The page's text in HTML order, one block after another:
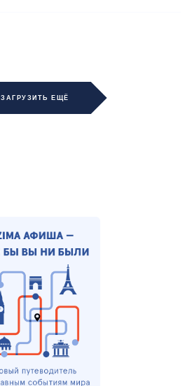
ЗАГРУЗИТЬ ЕЩЁ